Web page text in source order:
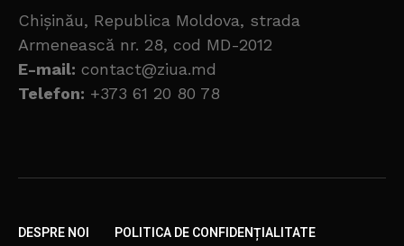
Chișinău, Republica Moldova, strada
Armenească nr. 28, cod MD-2012
E-mail: contact@ziua.md
Telefon: +373 61 20 80 78
DESPRE NOI POLITICA DE CONFIDENȚIALITATE